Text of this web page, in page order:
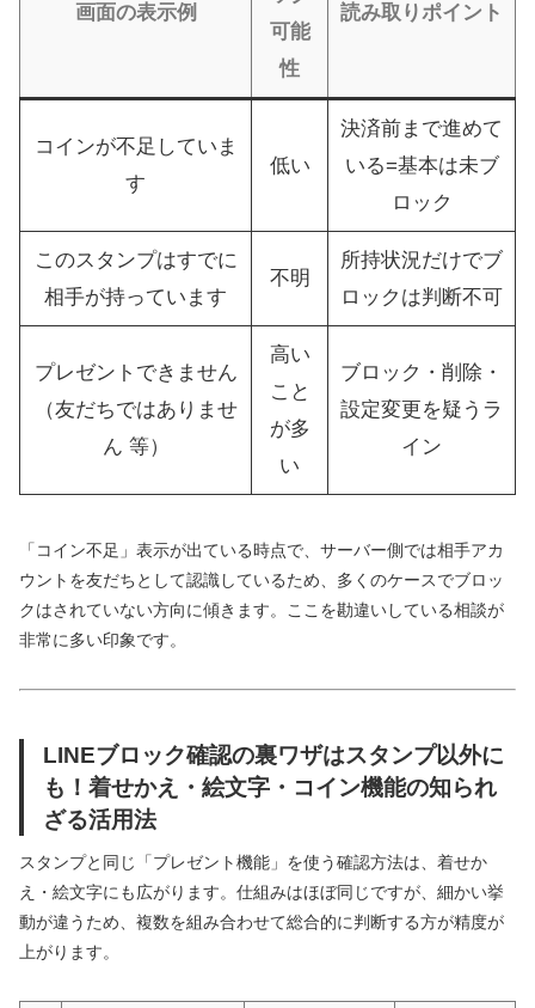
画面の表示例
可能
性
読み取りポイント
コインが不足していま
す
低い
決済前まで進めて
いる=基本は未ブ
ロック
このスタンプはすでに
相手が持っています
不明
所持状況だけでブ
ロックは判断不可
プレゼントできません
（友だちではありませ
ん 等）
高い
こと
が多
い
ブロック・削除・
設定変更を疑うラ
イン
「コイン不足」表示が出ている時点で、サーバー側では相手アカ
ウントを友だちとして認識しているため、多くのケースでブロッ
クはされていない方向に傾きます。ここを勘違いしている相談が
非常に多い印象です。
LINEブロック確認の裏ワザはスタンプ以外に
も！着せかえ・絵文字・コイン機能の知られ
ざる活用法
スタンプと同じ「プレゼント機能」を使う確認方法は、着せか
え・絵文字にも広がります。仕組みはほぼ同じですが、細かい挙
動が違うため、複数を組み合わせて総合的に判断する方が精度が
上がります。